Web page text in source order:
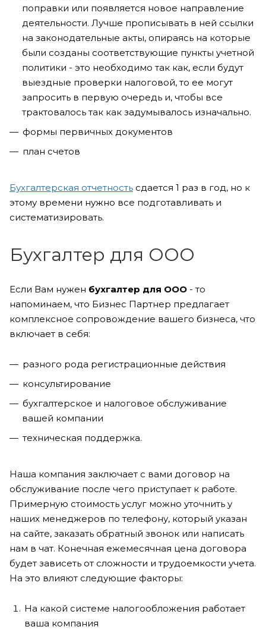
поправки или появляется новое направление
деятельности. Лучше прописывать в ней ссылки
на законодательные акты, опираясь на которые
были созданы соответствующие пункты учетной
политики - это необходимо так как, если будут
выездные проверки налоговой, то ее могут
запросить в первую очередь и, чтобы все
трактовалось так как задумывалось изначально.
формы первичных документов
план счетов
Бухгалтерская отчетность сдается 1 раз в год, но к
этому времени нужно все подготавливать и
систематизировать.
Бухгалтер для ООО
Если Вам нужен бухгалтер для ООО - то
напоминаем, что Бизнес Партнер предлагает
комплексное сопровождение вашего бизнеса, что
включает в себя:
разного рода регистрационные действия
консультирование
бухгалтерское и налоговое обслуживание
вашей компании
техническая поддержка.
Наша компания заключает с вами договор на
обслуживание после чего приступает к работе.
Примерную стоимость услуг можно уточнить у
наших менеджеров по телефону, который указан
на сайте, заказать обратный звонок или написать
нам в чат. Конечная ежемесячная цена договора
будет зависеть от сложности и трудоемкости учета.
На это влияют следующие факторы:
На какой системе налогообложения работает
ваша компания